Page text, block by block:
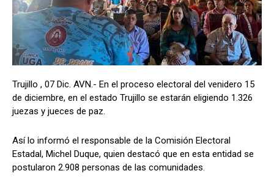
Trujillo , 07 Dic. AVN.- En el proceso electoral del venidero 15
de diciembre, en el estado Trujillo se estarán eligiendo 1.326
juezas y jueces de paz.
Así lo informó el responsable de la Comisión Electoral
Estadal, Michel Duque, quien destacó que en esta entidad se
postularon 2.908 personas de las comunidades.